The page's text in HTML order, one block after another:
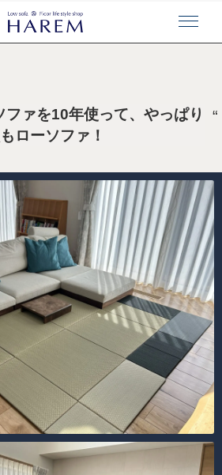
ファを10年使って、やっぱり
ローソファ！